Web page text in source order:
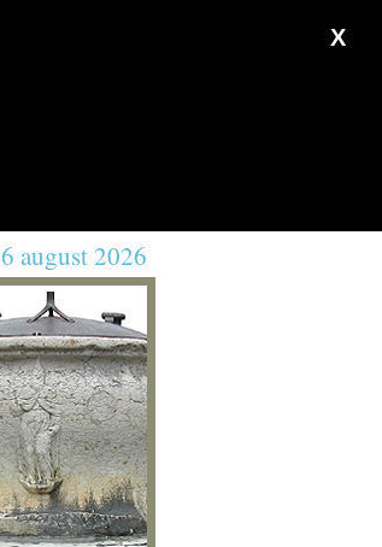
X
august 2026